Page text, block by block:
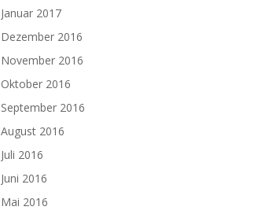
Januar 2017
Dezember 2016
November 2016
Oktober 2016
September 2016
August 2016
Juli 2016
Juni 2016
Mai 2016